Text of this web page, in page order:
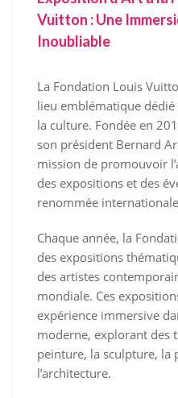
Vuitton : Une
Inoubliable
La Fondation Louis
lieu emblématique dédié
la culture. Fondée en
son président Bernard
mission de promouvoir
des expositions et des
renommée
Chaque année, la
des expositions
des artistes
mondiale. Ces
expérience immersive
moderne, explorant des
peinture, la sculpture, la
l’architecture.